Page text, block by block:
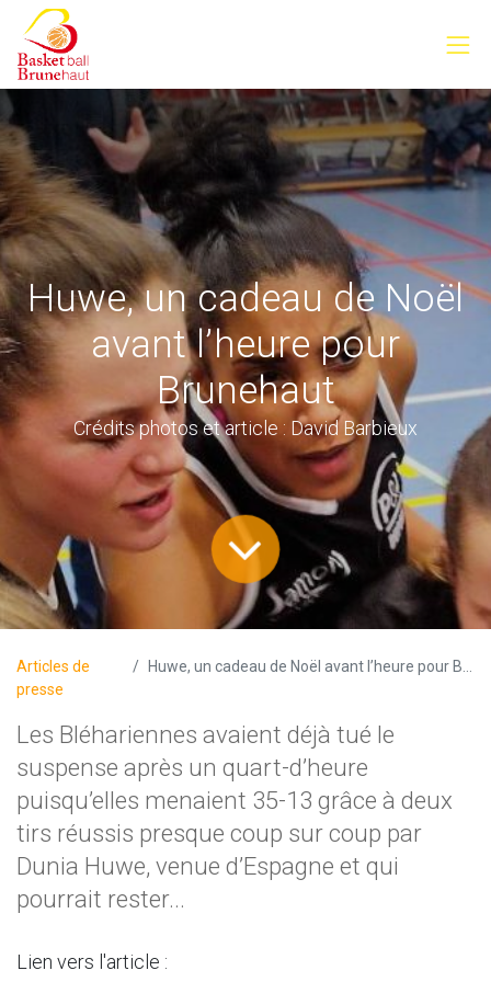
Huwe, un cadeau de Noël
avant l’heure pour
Brunehaut
Crédits photos et article : David Barbieux
Articles de
presse
Huwe, un cadeau de Noël avant l’heure pour Brunehaut
Les Bléhariennes avaient déjà tué le
suspense après un quart-d’heure
puisqu’elles menaient 35-13 grâce à deux
tirs réussis presque coup sur coup par
Dunia Huwe, venue d’Espagne et qui
pourrait rester...
Lien vers l'article :
Découvrez
l'un de nos
partenaires
Clicker sur l'image
×